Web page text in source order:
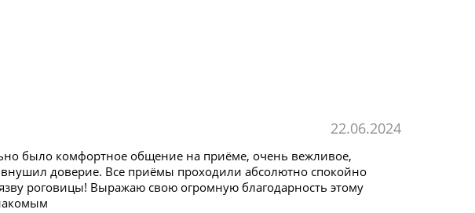
22.06.2024
было комфортное общение на приёме, очень вежливое,
доверие. Все приёмы проходили абсолютно спокойно
роговицы! Выражаю свою огромную благодарность этому